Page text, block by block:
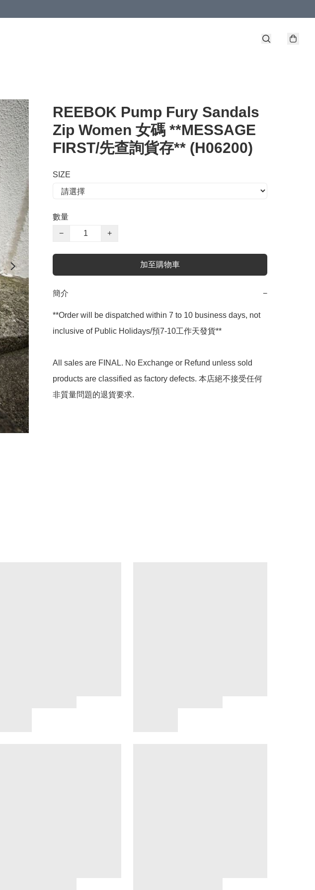
REEBOK Pump Fury Sandals
Zip Women 女碼 **MESSAGE
FIRST/先查詢貨存** (H06200)
SIZE
數量
−
+
加至購物車
簡介 −
**Order will be dispatched within 7 to 10 business days, not
inclusive of Public Holidays/預7-10工作天發貨**
All sales are FINAL. No Exchange or Refund unless sold
products are classified as factory defects. 本店絕不接受任何
非質量問題的退貨要求.